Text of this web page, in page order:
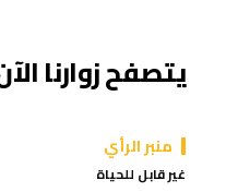
يتصفح زوارنا
منبر الرأي
غير قابل للحياة